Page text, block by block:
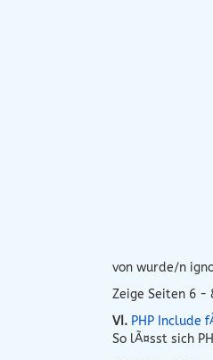
von wurde/n
Zeige Seiten 6 -
VI. PHP Include
So lÃ¤sst sich